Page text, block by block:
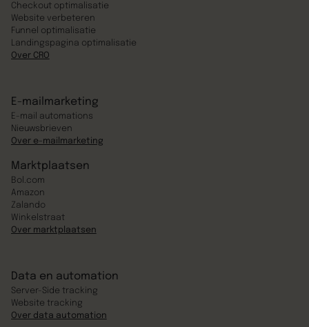
Checkout optimalisatie
Website verbeteren
Funnel optimalisatie
Landingspagina optimalisatie
Over CRO
E-mailmarketing
E-mail automations
Nieuwsbrieven
Over e-mailmarketing
Marktplaatsen
Bol.com
Amazon
Zalando
Winkelstraat
Over marktplaatsen
Data en automation
Server-Side tracking
Website tracking
Over data automation